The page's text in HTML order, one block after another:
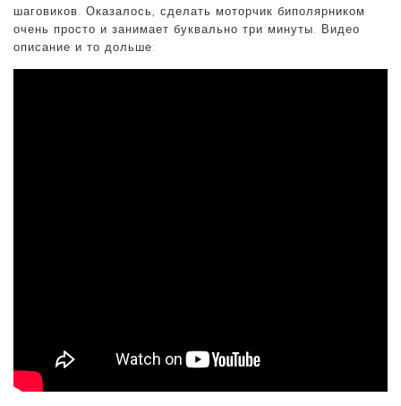
шаговиков. Оказалось, сделать моторчик биполярником
очень просто и занимает буквально три минуты. Видео
описание и то дольше: